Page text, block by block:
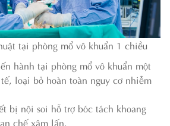
tại phòng mổ vô khuẩn 1 chiều
hành tại phòng mổ vô khuẩn một
loại bỏ hoàn toàn nguy cơ nhiễm
bị nội soi hỗ trợ bóc tách khoang
chế xâm lấn.